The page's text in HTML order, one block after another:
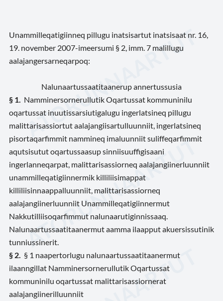
Unammilleqatigiinneq pillugu inatsisartut inatsisaat nr. 16,
19. november 2007-imeersumi § 2, imm. 7 malillugu
aalajangersarneqarpoq:
Nalunaartussaatitaanerup annertussusia
§ 1.
Namminersornerullutik Oqartussat kommuninilu
oqartussat inuutissarsiutigalugu ingerlatsineq pillugu
malittarisassiortut aalajangiisartulluunniit, ingerlatsineq
pisortaqarfimmit nammineq imaluunniit suliffeqarfimmit
aqutsisutut oqartussaasup sinniisuuffigisaani
ingerlanneqarpat, malittarisassiorneq aalajangiinerluunniit
unammilleqatigiinnermik killiliisimappat
killiliisinnaappalluunniit, malittarisassiorneq
aalajangiinerluunniit Unammilleqatigiinnermut
Nakkutilliisoqarfimmut nalunaarutiginnissaaq.
Nalunaartussaatitaanermut aamma ilaapput akuersissutinik
tunniussinerit.
§ 2. § 1 naapertorlugu nalunaartussaatitaanermut
ilaanngillat Namminersornerullutik Oqartussat
kommuninilu oqartussat malittarisassiornerat
aalajangiinerilluunniit